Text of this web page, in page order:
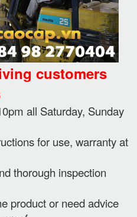
customers
all Saturday, Sunday
for use, warranty at
thorough inspection
product or need advice